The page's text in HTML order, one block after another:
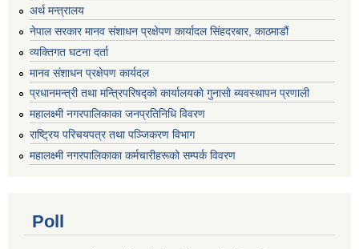
अर्थ मन्त्रालय
नेपाल सरकार मानव संशाधन प्रक्षेपण कार्यादल सिंहदरबार, काठमाडौं
व्यक्तिगत घटना दर्ता
मानव संशाधन प्रक्षेपण कार्यदल
प्रधानमन्त्री तथा मन्त्रिपरिषद्को कार्यालयको गुनासो ब्यवस्थापन प्रणाली
महालक्ष्मी नगरपालिकाका जनप्रतिनिधि विवरण
राष्ट्रिय परिचयपत्र तथा पञ्जिकरण विभाग
महालक्ष्मी नगरपालिकाका कर्मचारीहरूको सम्पर्क विवरण
Poll